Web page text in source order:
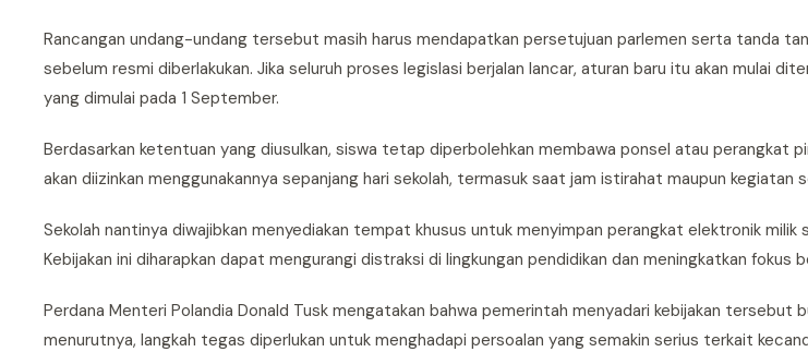
Rancangan undang-undang tersebut masih harus mendapatkan persetujuan parlemen serta tanda
sebelum resmi diberlakukan. Jika seluruh proses legislasi berjalan lancar, aturan baru itu akan mulai
yang dimulai pada 1 September.
Berdasarkan ketentuan yang diusulkan, siswa tetap diperbolehkan membawa ponsel atau perangkat
akan diizinkan menggunakannya sepanjang hari sekolah, termasuk saat jam istirahat maupun kegiatan
Sekolah nantinya diwajibkan menyediakan tempat khusus untuk menyimpan perangkat elektronik milik
Kebijakan ini diharapkan dapat mengurangi distraksi di lingkungan pendidikan dan meningkatkan fokus
Perdana Menteri Polandia Donald Tusk mengatakan bahwa pemerintah menyadari kebijakan tersebut
menurutnya, langkah tegas diperlukan untuk menghadapi persoalan yang semakin serius terkait